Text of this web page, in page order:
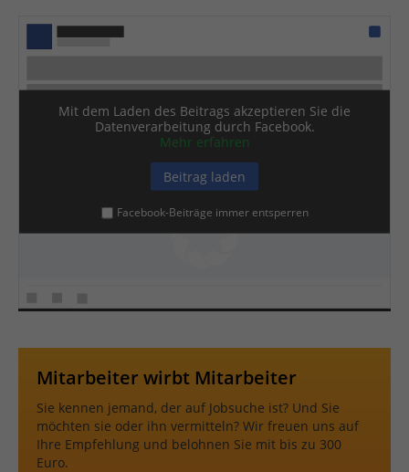
Mit dem Laden des Beitrags akzeptieren Sie die
Datenverarbeitung durch Facebook.
Mehr erfahren
Beitrag laden
Facebook-Beiträge immer entsperren
Mitarbeiter wirbt Mitarbeiter
Sie kennen jemand, der auf Jobsuche ist? Und Sie
möchten sie oder ihn vermitteln? Wir freuen uns auf
Ihre Empfehlung und belohnen Sie mit bis zu 300
Euro.